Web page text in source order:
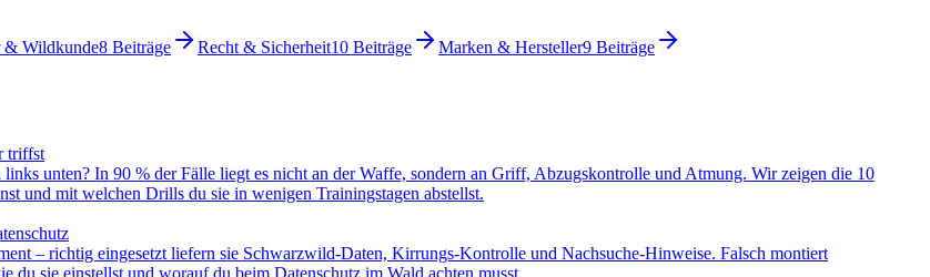
& Wildkunde8 Beiträge Recht & Sicherheit10 Beiträge Marken & Hersteller9 Beiträge
triffst
unten? In 90 % der Fälle liegt es nicht an der Waffe, sondern an Griff, Abzugskontrolle und Atmung. Wir zeigen die 10
und mit welchen Drills du sie in wenigen Trainingstagen abstellst.
– richtig eingesetzt liefern sie Schwarzwild-Daten, Kirrungs-Kontrolle und Nachsuche-Hinweise. Falsch montiert